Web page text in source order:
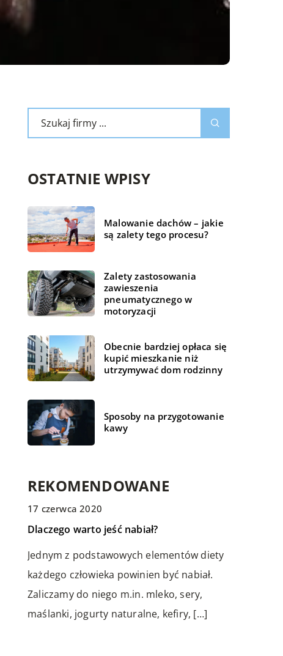
OSTATNIE WPISY
Malowanie dachów – jakie
są zalety tego procesu?
Zalety zastosowania
zawieszenia
pneumatycznego w
motoryzacji
Obecnie bardziej opłaca się
kupić mieszkanie niż
utrzymywać dom rodzinny
Sposoby na przygotowanie
kawy
REKOMENDOWANE
BIZNES I MARKETING
MEDYCYNA I ZDROWIE
17 czerwca 2020
Dlaczego warto jeść nabiał?
Jednym z podstawowych elementów diety
każdego człowieka powinien być nabiał.
Zaliczamy do niego m.in. mleko, sery,
maślanki, jogurty naturalne, kefiry, […]
BIZNES I MARKETING